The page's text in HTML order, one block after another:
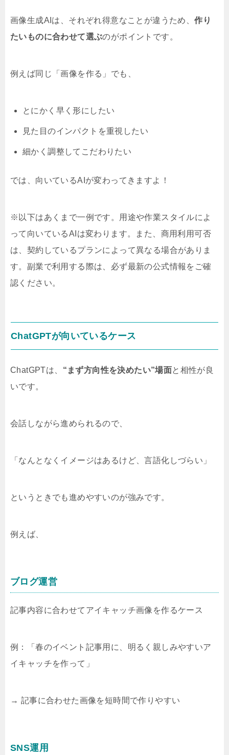
画像生成AIは、それぞれ得意なことが違うため、作り
たいものに合わせて選ぶのがポイントです。
例えば同じ「画像を作る」でも、
とにかく早く形にしたい
見た目のインパクトを重視したい
細かく調整してこだわりたい
では、向いているAIが変わってきますよ！
※以下はあくまで一例です。用途や作業スタイルによ
って向いているAIは変わります。また、商用利用可否
は、契約しているプランによって異なる場合がありま
す。副業で利用する際は、必ず最新の公式情報をご確
認ください。
ChatGPTが向いているケース
ChatGPTは、 “まず方向性を決めたい”場面と相性が良
いです。
会話しながら進められるので、
「なんとなくイメージはあるけど、言語化しづらい」
というときでも進めやすいのが強みです。
例えば、
ブログ運営
記事内容に合わせてアイキャッチ画像を作るケース
例：「春のイベント記事用に、明るく親しみやすいア
イキャッチを作って」
→ 記事に合わせた画像を短時間で作りやすい
SNS運用